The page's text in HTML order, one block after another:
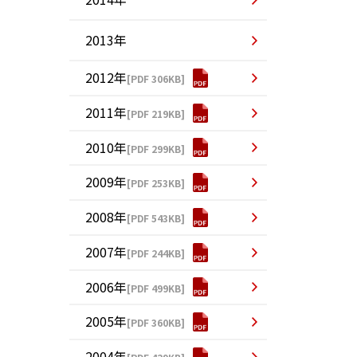
2013年
2012年[PDF 306KB]
2011年[PDF 219KB]
2010年[PDF 299KB]
2009年[PDF 253KB]
2008年[PDF 543KB]
2007年[PDF 244KB]
2006年[PDF 499KB]
2005年[PDF 360KB]